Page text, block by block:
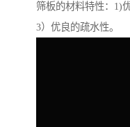
筛板的材料特性：1)
3）优良的疏水性。